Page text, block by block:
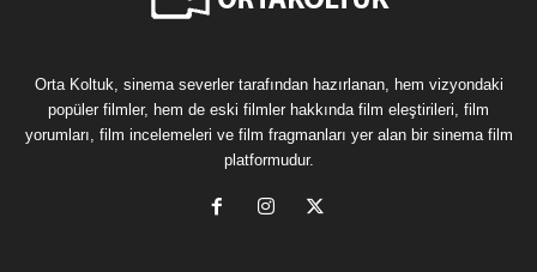
Orta Koltuk, sinema severler tarafından hazırlanan, hem vizyondaki
popüler filmler, hem de eski filmler hakkında film eleştirileri, film
yorumları, film incelemeleri ve film fragmanları yer alan bir sinema film
platformudur.